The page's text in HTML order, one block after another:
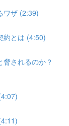
ワザ (2:39)
とは (4:50)
されるのか？